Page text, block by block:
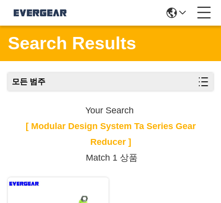
Search Results
모든 범주
Your Search
[ Modular Design System Ta Series Gear
Reducer ]
Match 1 상품